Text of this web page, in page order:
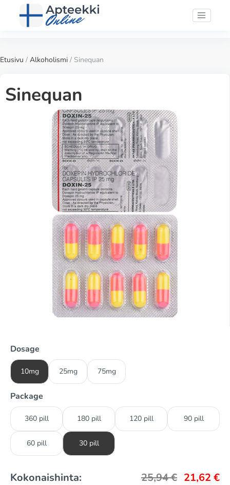
Etusivu / Alkoholismi / Sinequan
Sinequan
Dosage
10mg 25mg 75mg
Package
360 pill 180 pill 120 pill 90 pill
60 pill 30 pill
Kokonaishinta: 25,94€ 21,62 €